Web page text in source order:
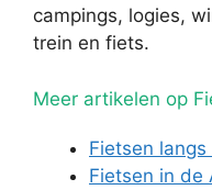
campings, logies,
trein en fiets.
Meer artikelen op
Fietsen
Fietsen in de